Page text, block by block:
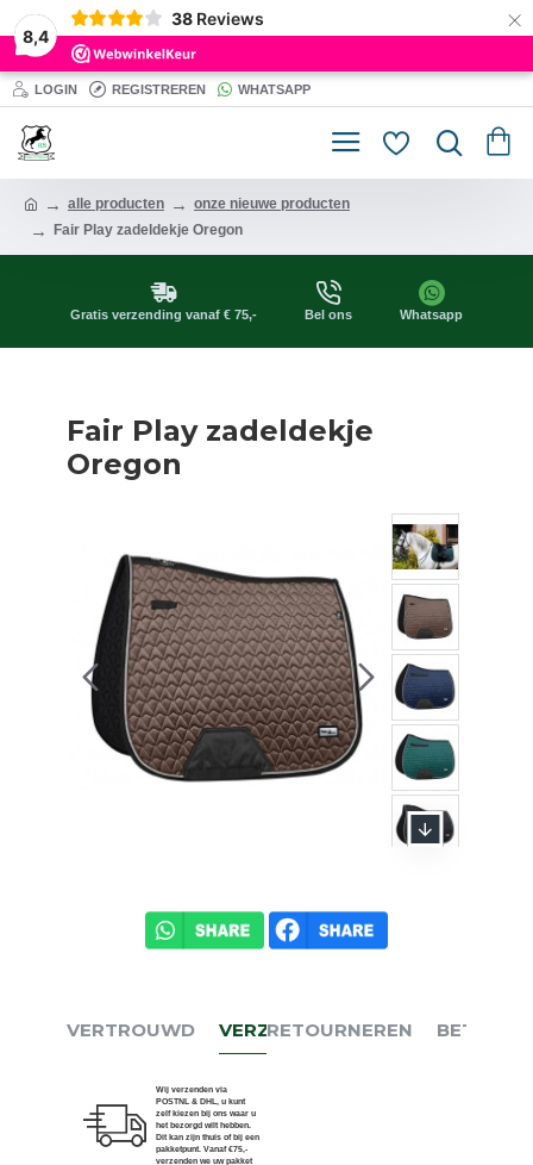
8,4
38 Reviews ×
LOGIN REGISTREREN WHATSAPP
alle producten
onze nieuwe producten
Fair Play zadeldekje Oregon
Gratis verzending vanaf € 75,- Bel ons Whatsapp
Fair Play zadeldekje
Oregon
VERTROUWD VERZENDEN
Wij verzenden via
POSTNL & DHL, u kunt
zelf kiezen bij ons waar u
het bezorgd wilt hebben.
Dit kan zijn thuis of bij een
pakketpunt. Vanaf €75,-
verzenden we uw pakket
RETOURNEREN BETALEN